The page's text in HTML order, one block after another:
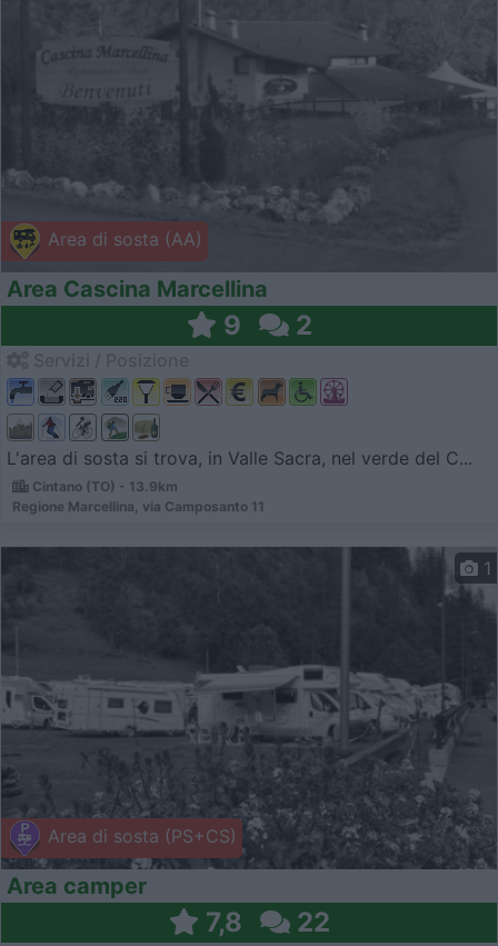
Area di sosta (AA)
Area Cascina Marcellina
9 2
L'area di sosta si trova, in Valle Sacra, nel verde del C...
Cintano (TO) - 13.9km
Regione Marcellina, via Camposanto 11
Area di sosta (PS+CS)
1
Area camper
7,8 22